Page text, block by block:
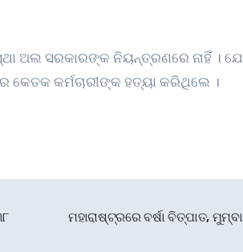
ଅଲ ସରକାରଙ୍କ ନିୟନ୍ତ୍ରଣରେ ନାହିଁ ।
କର୍ମଚାରୀଙ୍କ ହତ୍ୟା କରିଥିଲେ ।
ମହାରାଷ୍ଟ୍ରରେ ବର୍ଷା ବିତ୍ପାତ,